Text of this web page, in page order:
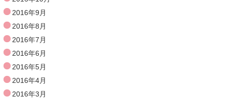
2016年9月
2016年8月
2016年7月
2016年6月
2016年5月
2016年4月
2016年3月